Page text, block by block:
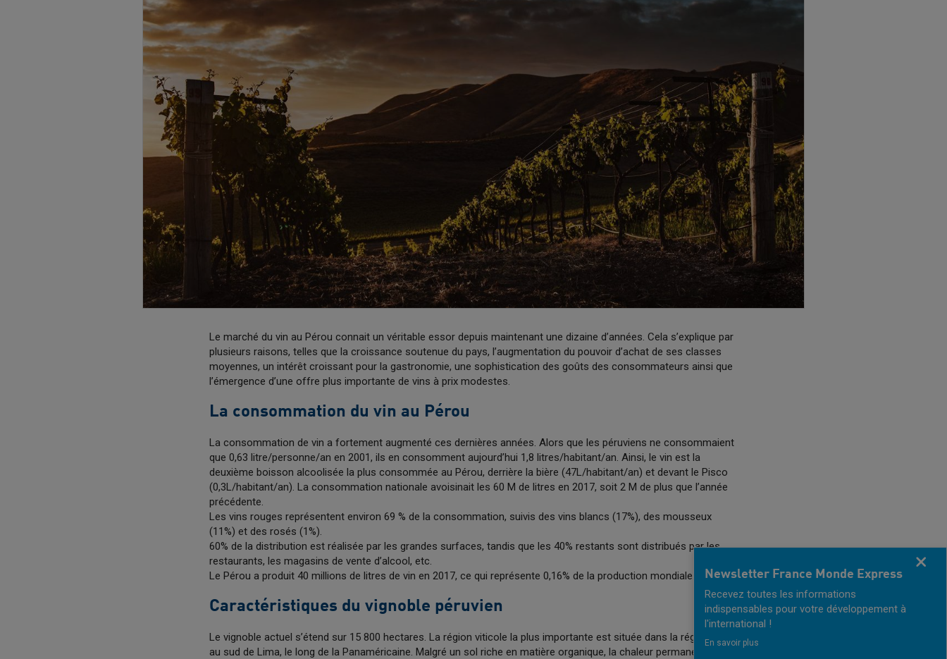
Le marché du vin au Pérou connait un véritable essor depuis maintenant une dizaine d’années. Cela s’explique par
plusieurs raisons, telles que la croissance soutenue du pays, l’augmentation du pouvoir d’achat de ses classes
moyennes, un intérêt croissant pour la gastronomie, une sophistication des goûts des consommateurs ainsi que
l’émergence d’une offre plus importante de vins à prix modestes.
La consommation du vin au Pérou
La consommation de vin a fortement augmenté ces dernières années. Alors que les péruviens ne consommaient
que 0,63 litre/personne/an en 2001, ils en consomment aujourd’hui 1,8 litres/habitant/an. Ainsi, le vin est la
deuxième boisson alcoolisée la plus consommée au Pérou, derrière la bière (47L/habitant/an) et devant le Pisco
(0,3L/habitant/an). La consommation nationale avoisinait les 60 M de litres en 2017, soit 2 M de plus que l’année
précédente.
Les vins rouges représentent environ 69 % de la consommation, suivis des vins blancs (17%), des mousseux
(11%) et des rosés (1%).
60% de la distribution est réalisée par les grandes surfaces, tandis que les 40% restants sont distribués par les
restaurants, les magasins de vente d’alcool, etc.
Le Pérou a produit 40 millions de litres de vin en 2017, ce qui représente 0,16% de la production mondiale.
Caractéristiques du vignoble péruvien
Le vignoble actuel s’étend sur 15 800 hectares. La région viticole la plus importante est située dans la région d’Ica,
au sud de Lima, le long de la Panaméricaine. Malgré un sol riche en matière organique, la chaleur permanente,
Newsletter France Monde Express
Recevez toutes les informations
indispensables pour votre développement à
l'international !
En savoir plus